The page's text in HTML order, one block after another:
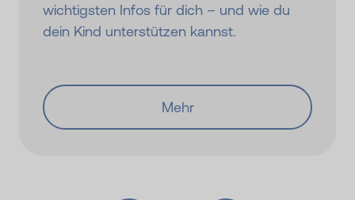
wichtigsten Infos für dich – und wie du
dein Kind unterstützen kannst.
Mehr